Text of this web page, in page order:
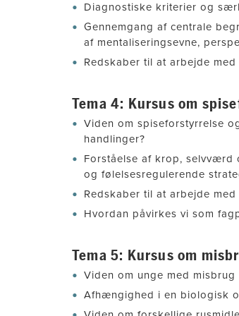
Diagnostiske kriterier og
Gennemgang af centrale
af mentaliseringsevne,
Redskaber til at arbejde
Tema 4: Kursus om
Viden om spiseforstyrrelse
handlinger?
Forståelse af krop, selvværd
og følelsesregulerende
Redskaber til at arbejde
Hvordan påvirkes vi som
Tema 5: Kursus om
Viden om unge med
Afhængighed i en biologisk